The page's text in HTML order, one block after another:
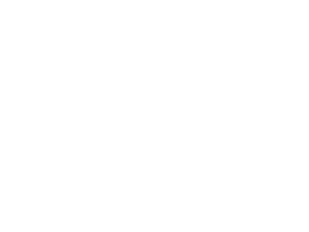
und Geschlecht 2019